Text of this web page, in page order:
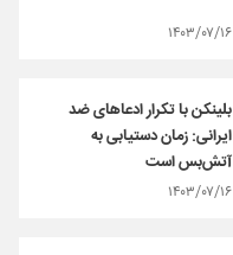
۱۴۰۳/۰۷/۱۶
بلینکن با تکرار ادعاهای ضد
ایرانی: زمان دستیابی به
آتش‌بس است
۱۴۰۳/۰۷/۱۶